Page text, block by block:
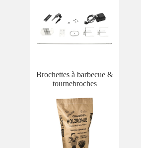
Brochettes à barbecue &
tournebroches